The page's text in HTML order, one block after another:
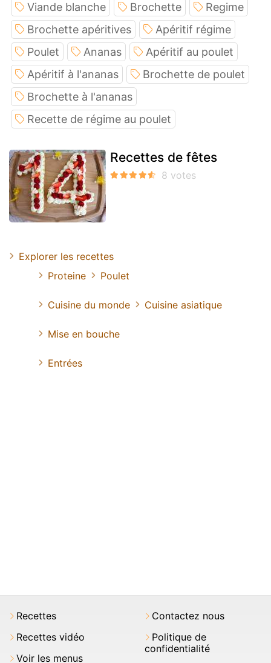
Viande blanche Brochette
Regime
Brochette apéritives
Apéritif régime
Poulet
Ananas
Apéritif au poulet
Apéritif à l'ananas
Brochette de poulet
Brochette à l'ananas
Recette de régime au poulet
Recettes de fêtes
Explorer les recettes
Proteine
Poulet
Cuisine du monde Cuisine asiatique
Mise en bouche
Entrées
Recettes
Recettes vidéo
Voir les menus
Contactez nous
Politique de
confidentialité